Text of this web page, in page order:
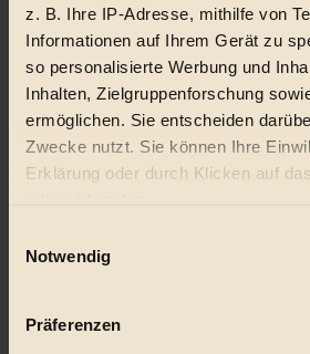
z. B. Ihre IP-Adresse, mithilfe von
Informationen auf Ihrem Gerät zu
so personalisierte Werbung und
Inhalten, Zielgruppenforschung
ermöglichen. Sie entscheiden
Zwecke nutzt. Sie können Ihre
Erklärung oder durch Klicken auf
Wenn Sie es erlauben, würden wir
Ihr Gerät durch aktives
Notwendig
Präferenzen
Social Media
22.601 Fans auf Facebook
Folge uns auf Instagram
Themen
Bio
#
Vegan